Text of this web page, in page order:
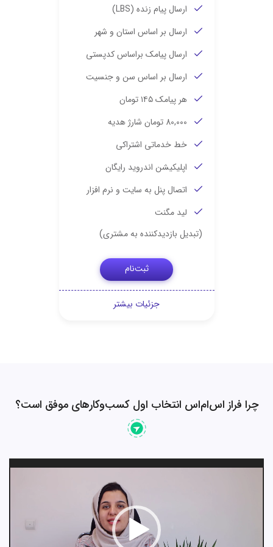
ارسال پیام زنده (LBS)
ارسال بر اساس استان و شهر
ارسال پیامک براساس کدپستی
ارسال بر اساس سن و جنسیت
هر پیامک ۱۴۵ تومان
80,000 تومان شارژ هدیه
خط خدماتی اشتراکی
اپلیکیشن اندروید رایگان
اتصال پنل به سایت و نرم افزار
لید مگنت
(تبدیل بازدیدکننده به مشتری)
ثبت‌نام
جزئیات بیشتر
چرا فراز اس‌ام‌اس انتخاب اول کسب‌وکارهای موفق است؟
نمایشگر